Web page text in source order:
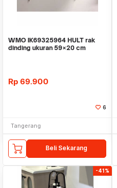
WMO IK69325964 HULT rak
dinding ukuran 59×20 cm
Rp 69.900
6
Tangerang
Beli Sekarang
-41%